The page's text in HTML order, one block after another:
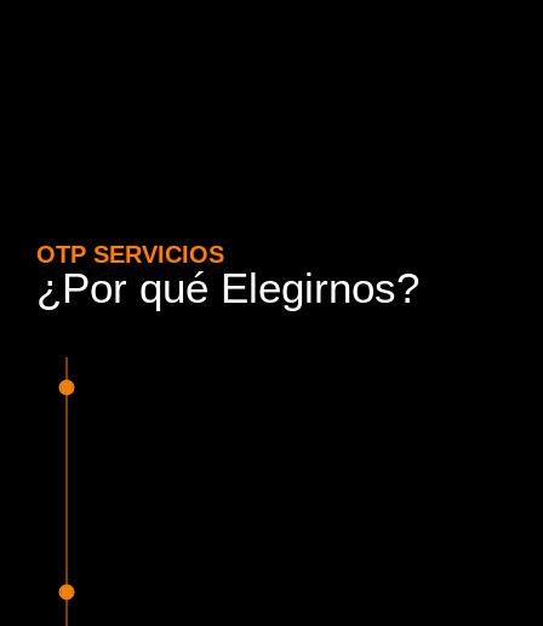
OTP SERVICIOS
¿Por qué Elegirnos?